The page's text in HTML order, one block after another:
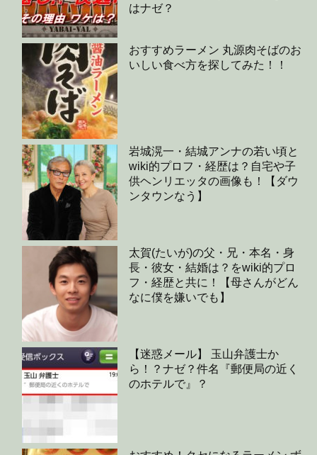
はナゼ？
おすすめラーメン 丸源肉そばのお
いしい食べ方を探してみた！！
岩城滉一・結城アンナの若い頃と
wiki的プロフ・経歴は？自宅や子
供ヘンリエッタの画像も！【ダウ
ンタウンなう】
太賀(たいが)の父・兄・本名・身
長・彼女・結婚は？をwiki的プロ
フ・経歴と共に！【母さんがどん
なに僕を嫌いでも】
【迷惑メール】 玉山弁護士か
ら！？ナゼ？件名『郵便局の近く
のホテルで』？